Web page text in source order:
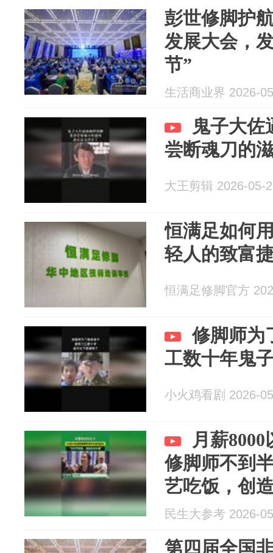
彭世修脚护
发展大会，
节”
生活商业界 2026-
鬼子大佐
尝断魂刀的
大王剪辑 2026-05-
恒满足如何
轻人的致富
恒满足修脚官方
修脚师为
工数十年鬼
小火鸡看剧 2026-
月薪
修脚师不到
艺吃饭，创
民生大参考 2026-
第四届全国